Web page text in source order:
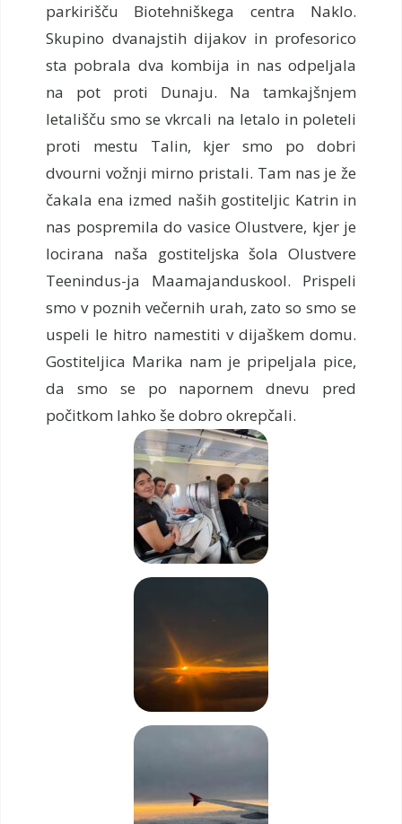
parkirišču Biotehniškega centra Naklo.
Skupino dvanajstih dijakov in profesorico
sta pobrala dva kombija in nas odpeljala
na pot proti Dunaju. Na tamkajšnjem
letališču smo se vkrcali na letalo in poleteli
proti mestu Talin, kjer smo po dobri
dvourni vožnji mirno pristali. Tam nas je že
čakala ena izmed naših gostiteljic Katrin in
nas pospremila do vasice Olustvere, kjer je
locirana naša gostiteljska šola Olustvere
Teenindus-ja Maamajanduskool. Prispeli
smo v poznih večernih urah, zato so smo se
uspeli le hitro namestiti v dijaškem domu.
Gostiteljica Marika nam je pripeljala pice,
da smo se po napornem dnevu pred
počitkom lahko še dobro okrepčali.